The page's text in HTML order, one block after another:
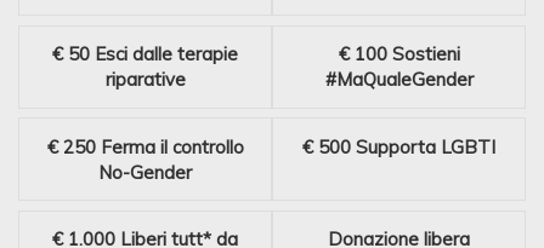
€ 50 Esci dalle terapie
riparative
€ 100 Sostieni
#MaQualeGender
€ 250 Ferma il controllo
No-Gender
€ 500 Supporta LGBTI
€ 1.000 Liberi tutt* da
Donazione libera